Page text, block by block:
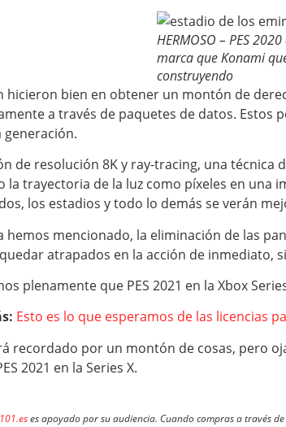
HERMOSO – PES
marca que Konami
construyendo
hicieron bien en obtener un montón de
a través de paquetes de datos. Estos
generación.
de resolución 8K y ray-tracing, una técnica
la trayectoria de la luz como píxeles en una
los estadios y todo lo demás se verán
hemos mencionado, la eliminación de las
atrapados en la acción de inmediato,
plenamente que PES 2021 en la Xbox
Esto es lo que esperamos de las licencias
recordado por un montón de cosas, pero
2021 en la Series X.
es apoyado por su audiencia. Cuando compras a través